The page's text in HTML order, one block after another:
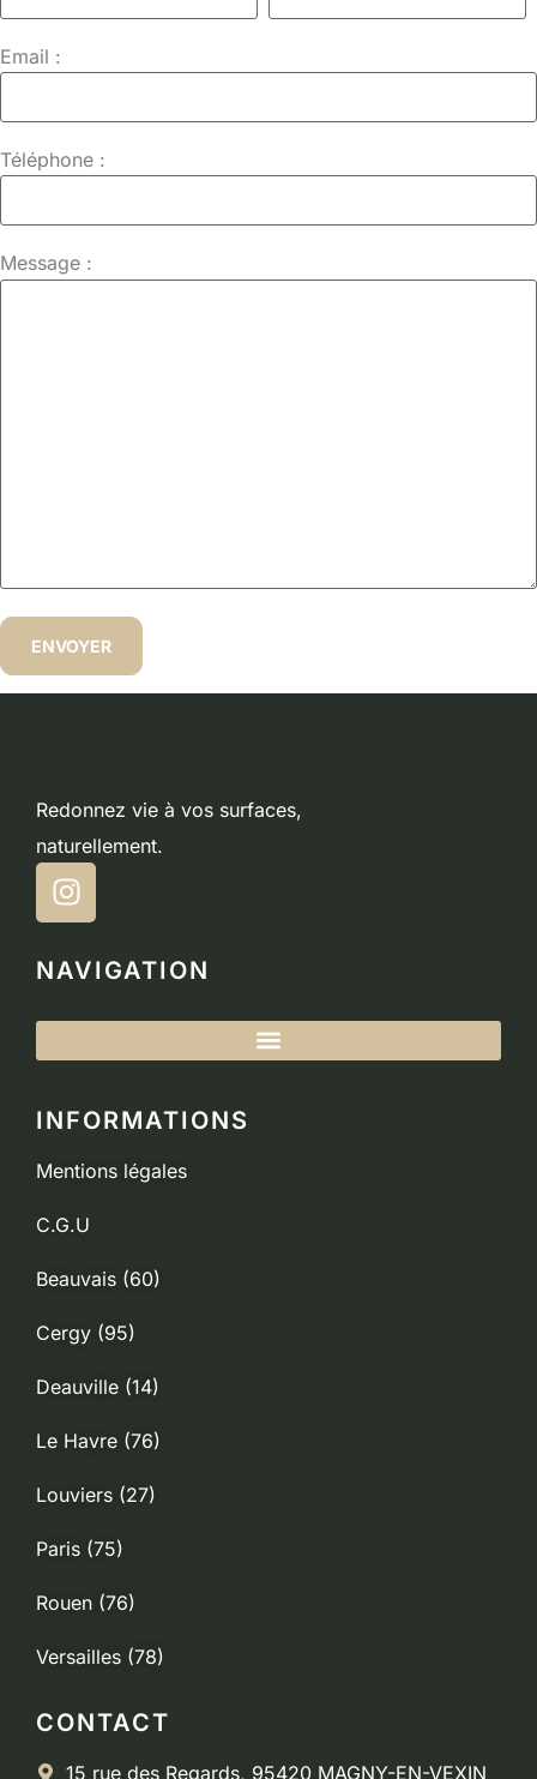
Email :
Téléphone :
Message :
Redonnez vie à vos surfaces,
naturellement.
NAVIGATION
INFORMATIONS
Mentions légales
C.G.U
Beauvais (60)
Cergy (95)
Deauville (14)
Le Havre (76)
Louviers (27)
Paris (75)
Rouen (76)
Versailles (78)
CONTACT
15 rue des Regards, 95420 MAGNY-EN-VEXIN